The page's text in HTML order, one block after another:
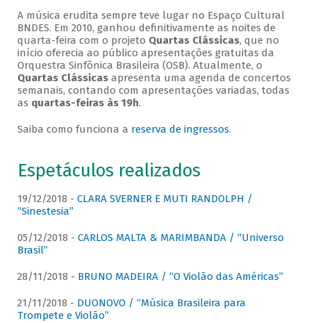
A música erudita sempre teve lugar no Espaço Cultural
BNDES. Em 2010, ganhou definitivamente as noites de
quarta-feira com o projeto Quartas Clássicas, que no
início oferecia ao público apresentações gratuitas da
Orquestra Sinfônica Brasileira (OSB). Atualmente, o
Quartas Clássicasapresenta uma agenda de concertos
semanais, contando com apresentações variadas, todas
as quartas-feiras às 19h.
Saiba como funciona a reserva de ingressos.
Espetáculos realizados
19/12/2018 - CLARA SVERNER E MUTI RANDOLPH /
“Sinestesia”
05/12/2018 - CARLOS MALTA & MARIMBANDA / “Universo
Brasil”
28/11/2018 - BRUNO MADEIRA / “O Violão das Américas”
21/11/2018 - DUONOVO / “Música Brasileira para
Trompete e Violão”